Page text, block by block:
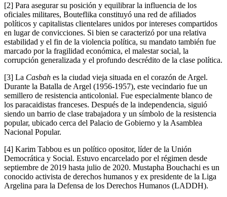
[2] Para asegurar su posición y equilibrar la influencia de los
oficiales militares, Bouteflika constituyó una red de afiliados
políticos y capitalistas clientelares unidos por intereses compartidos
en lugar de convicciones. Si bien se caracterizó por una relativa
estabilidad y el fin de la violencia política, su mandato también fue
marcado por la fragilidad económica, el malestar social, la
corrupción generalizada y el profundo descrédito de la clase política.
[3] La Casbah es la ciudad vieja situada en el corazón de Argel.
Durante la Batalla de Argel (1956-1957), este vecindario fue un
semillero de resistencia anticolonial. Fue especialmente blanco de
los paracaidistas franceses. Después de la independencia, siguió
siendo un barrio de clase trabajadora y un símbolo de la resistencia
popular, ubicado cerca del Palacio de Gobierno y la Asamblea
Nacional Popular.
[4] Karim Tabbou es un político opositor, líder de la Unión
Democrática y Social. Estuvo encarcelado por el régimen desde
septiembre de 2019 hasta julio de 2020. Mustapha Bouchachi es un
conocido activista de derechos humanos y ex presidente de la Liga
Argelina para la Defensa de los Derechos Humanos (LADDH).